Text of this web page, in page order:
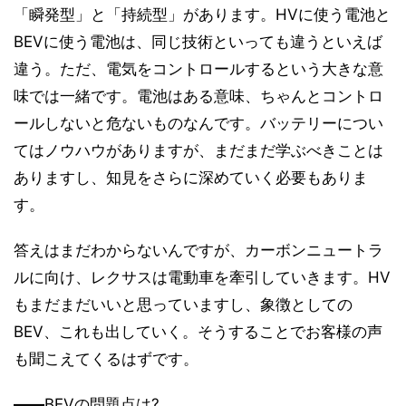
「瞬発型」と「持続型」があります。HVに使う電池と
BEVに使う電池は、同じ技術といっても違うといえば
違う。ただ、電気をコントロールするという大きな意
味では一緒です。電池はある意味、ちゃんとコントロ
ールしないと危ないものなんです。バッテリーについ
てはノウハウがありますが、まだまだ学ぶべきことは
ありますし、知見をさらに深めていく必要もありま
す。
答えはまだわからないんですが、カーボンニュートラ
ルに向け、レクサスは電動車を牽引していきます。HV
もまだまだいいと思っていますし、象徴としての
BEV、これも出していく。そうすることでお客様の声
も聞こえてくるはずです。